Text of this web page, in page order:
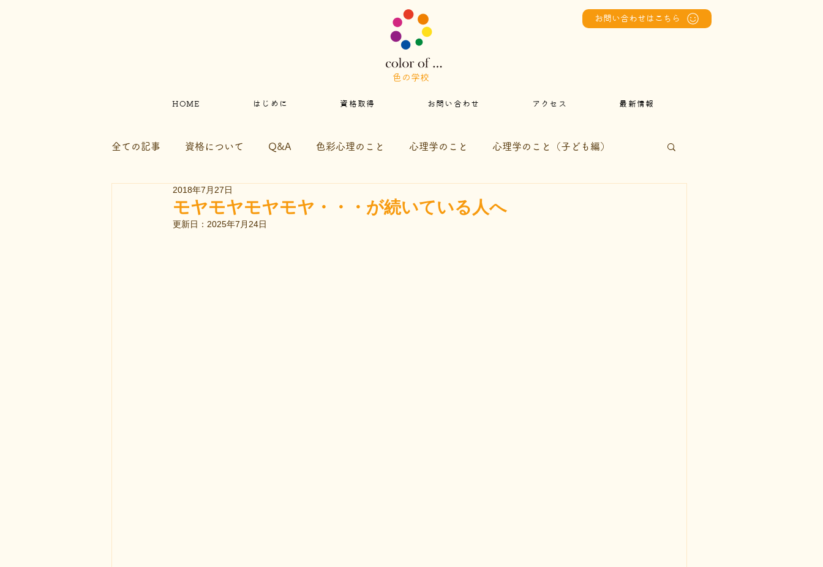
色の学校
お問い合わせはこちら
HOME はじめに 資格取得 お問い合わせ アクセス 最新情報
全ての記事 資格について Q&A 色彩心理のこと 心理学のこと 心理学のこと（子ども編）
ファッションのこと
モヤモヤモヤモヤ・・・が続いている人へ
2018年7月27日
更新日： 2025年7月24日